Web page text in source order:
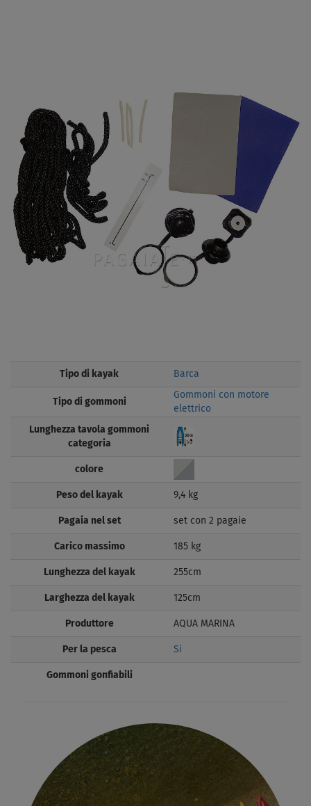
Tipo di kayak Barca
Tipo di gommoni
Gommoni con motore
elettrico
Lunghezza tavola gommoni
categoria
colore
Peso del kayak 9,4 kg
Pagaia nel set set con 2 pagaie
Carico massimo 185 kg
Lunghezza del kayak 255cm
Larghezza del kayak 125cm
Produttore AQUA MARINA
Per la pesca Si
Gommoni gonfiabili